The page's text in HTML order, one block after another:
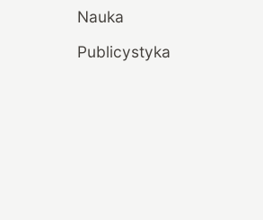
Nauka
Publicystyka